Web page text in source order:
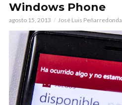
Windows Phone
agosto 15, 2013 José Luis Peñarredonda